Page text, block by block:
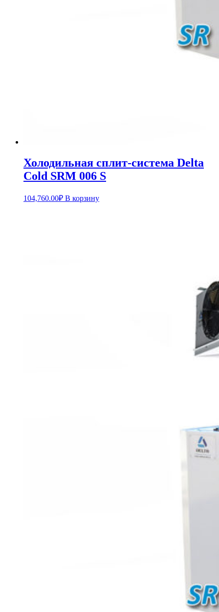
Холодильная сплит-система Delta
Cold SRM 006 S
104,760.00₽ В корзину